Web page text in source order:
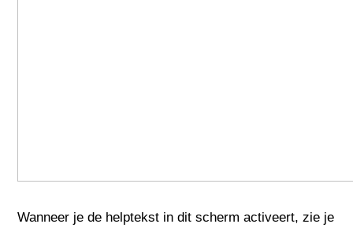
Wanneer je de helptekst in dit scherm activeert, zie je